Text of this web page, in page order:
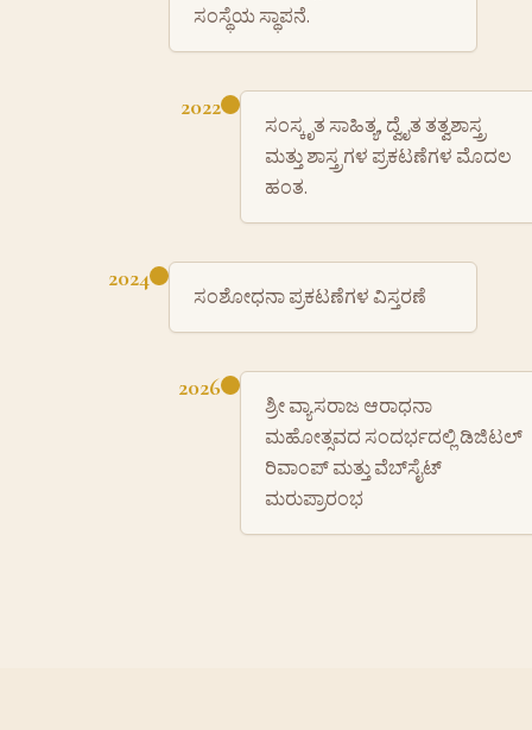
ಸಂಸ್ಥೆಯ ಸ್ಥಾಪನೆ.
2022
ಸಂಸ್ಕೃತ ಸಾಹಿತ್ಯ, ದ್ವೈತ ತತ್ವಶಾಸ್ತ್ರ
ಮತ್ತು ಶಾಸ್ತ್ರಗಳ ಪ್ರಕಟಣೆಗಳ ಮೊದಲ
ಹಂತ.
2024
ಸಂಶೋಧನಾ ಪ್ರಕಟಣೆಗಳ ವಿಸ್ತರಣೆ
2026
ಶ್ರೀ ವ್ಯಾಸರಾಜ ಆರಾಧನಾ
ಮಹೋತ್ಸವದ ಸಂದರ್ಭದಲ್ಲಿ ಡಿಜಿಟಲ್
ರಿವಾಂಪ್ ಮತ್ತು ವೆಬ್‌ಸೈಟ್
ಮರುಪ್ರಾರಂಭ